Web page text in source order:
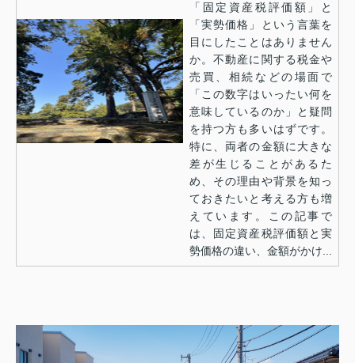
「固定資産税評価額」と
「実勢価格」という言葉を
目にしたことはありません
か。不動産に関する税金や
売買、相続などの場面で
「この数字はいったい何を
意味しているのか」と疑問
を持つ方も多いはずです。
特に、両者の金額に大きな
差が生じることがあるた
め、その理由や背景を知っ
ておきたいと考える方も増
えています。この記事で
は、固定資産税評価額と実
勢価格の違い、金額がかけ...